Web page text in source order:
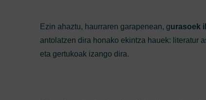
Ezin ahaztu, haurraren garapenean, gurasoek
antolatzen dira honako ekintza hauek: literatur
eta gertukoak izango dira.